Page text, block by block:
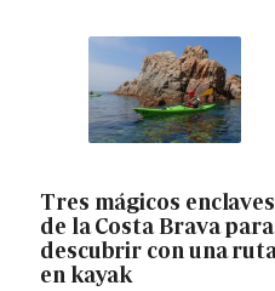
Tres mágicos enclaves
de la Costa Brava para
descubrir con una
en kayak